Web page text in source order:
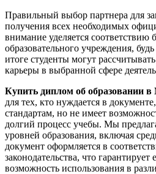
Правильный выбор партнера для
получения всех необходимых
внимание уделяется соответствию
образовательного учреждения,
итоге студенты могут
карьеры в выбранной сфере
Купить диплом об образовании в
для тех, кто нуждается в
стандартам, но не имеет
долгий процесс учебы. Мы
уровней образования, включая
документ оформляется в
законодательства, что
возможность использования в